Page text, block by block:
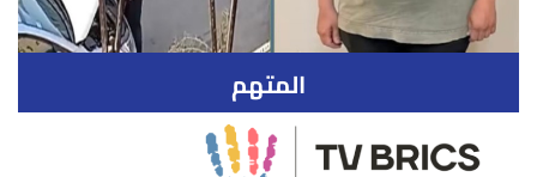
المتهم